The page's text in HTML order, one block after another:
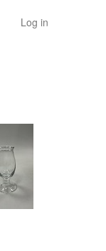
Log in